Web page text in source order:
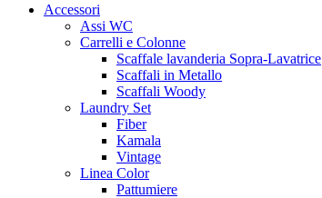
Accessori
Assi WC
Carrelli e Colonne
Scaffale lavanderia Sopra-Lavatrice
Scaffali in Metallo
Scaffali Woody
Laundry Set
Fiber
Kamala
Vintage
Linea Color
Pattumiere